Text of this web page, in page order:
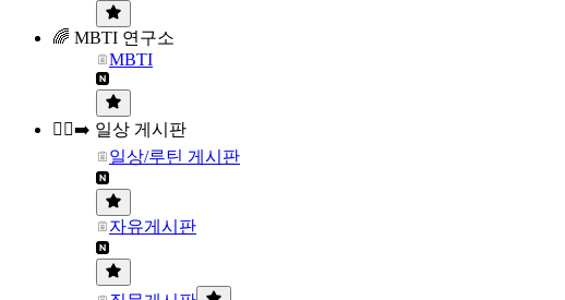
🌈 MBTI 연구소
MBTI
🏃‍♀️‍➡️ 일상 게시판
일상/루틴 게시판
자유게시판